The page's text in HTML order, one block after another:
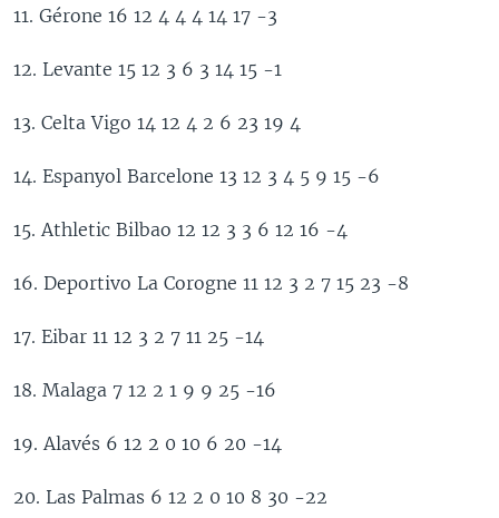
11. Gérone 16 12 4 4 4 14 17 -3
12. Levante 15 12 3 6 3 14 15 -1
13. Celta Vigo 14 12 4 2 6 23 19 4
14. Espanyol Barcelone 13 12 3 4 5 9 15 -6
15. Athletic Bilbao 12 12 3 3 6 12 16 -4
16. Deportivo La Corogne 11 12 3 2 7 15 23 -8
17. Eibar 11 12 3 2 7 11 25 -14
18. Malaga 7 12 2 1 9 9 25 -16
19. Alavés 6 12 2 0 10 6 20 -14
20. Las Palmas 6 12 2 0 10 8 30 -22